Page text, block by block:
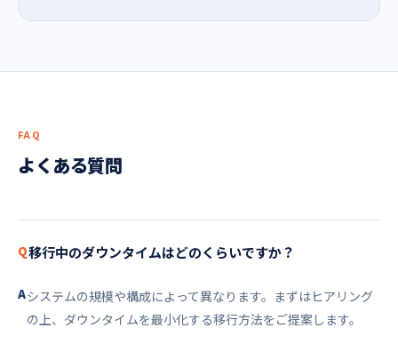
FAQ
よくある質問
Q移行中のダウンタイムはどのくらいですか？
Aシステムの規模や構成によって異なります。まずはヒアリング
の上、ダウンタイムを最小化する移行方法をご提案します。